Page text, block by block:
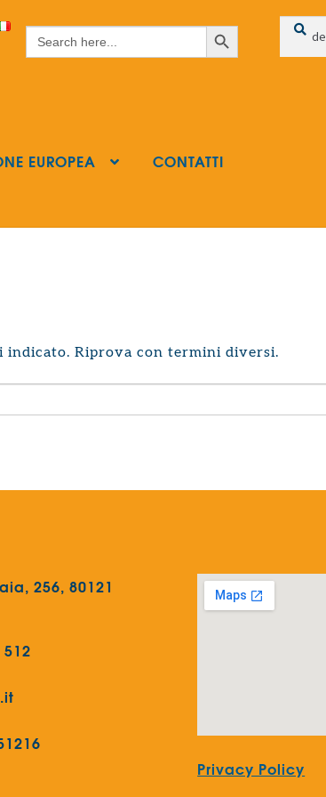
Search
for:
Search Button Cerca:
Cerca
EUROPEA
CONTATTI
indicato. Riprova con termini diversi.
256, 80121
Privacy Policy